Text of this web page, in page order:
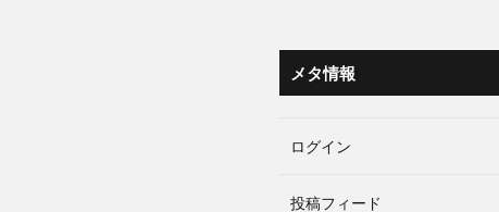
メタ情報
ログイン
投稿フィード